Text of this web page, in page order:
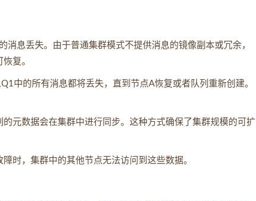
息丢失。由于普通集群模式不提供消息的镜像副本或冗余，
复。
中的所有消息都将丢失，直到节点A恢复或者队列重新创建。
元数据会在集群中进行同步。这种方式确保了集群规模的可扩
时，集群中的其他节点无法访问到这些数据。